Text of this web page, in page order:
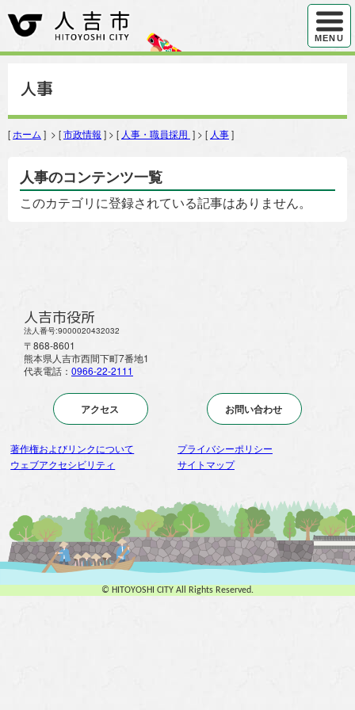
ハンバ
MENU
人事
[ ホーム ] > [市政情報 ] > [ 人事・職員採用 ] > [ 人事]
人事のコンテンツ一覧
このカテゴリに登録されている記事はありません。
人吉市役所
法人番号:9000020432032
〒868-8601
熊本県人吉市西間下町7番地1
代表電話： 0966-22-2111
アクセス お問い合わせ
著作権およびリンクについて
プライバシーポリシー
ウェブアクセシビリティ
サイトマップ
© HITOYOSHI CITY All Rights Reserved.